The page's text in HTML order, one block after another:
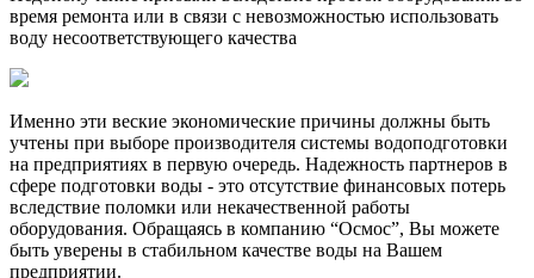
время ремонта или в связи с невозможностью использовать
воду несоответствующего качества
Именно эти веские экономические причины должны быть
учтены при выборе производителя системы водоподготовки
на предприятиях в первую очередь. Надежность партнеров в
сфере подготовки воды - это отсутствие финансовых потерь
вследствие поломки или некачественной работы
оборудования. Обращаясь в компанию “Осмос”, Вы можете
быть уверены в стабильном качестве воды на Вашем
предприятии.